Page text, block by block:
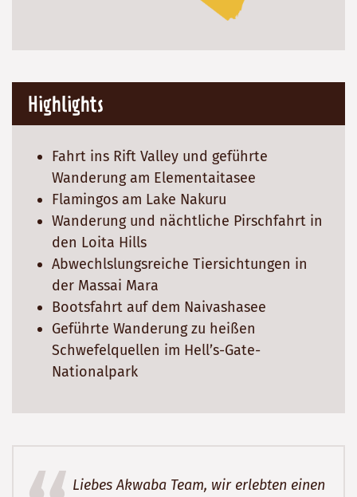
Highlights
Fahrt ins Rift Valley und geführte
Wanderung am Elementaitasee
Flamingos am Lake Nakuru
Wanderung und nächtliche Pirschfahrt in
den Loita Hills
Abwechlslungsreiche Tiersichtungen in
der Massai Mara
Bootsfahrt auf dem Naivashasee
Geführte Wanderung zu heißen
Schwefelquellen im Hell’s-Gate-
Nationalpark
Liebes Akwaba Team, wir erlebten einen